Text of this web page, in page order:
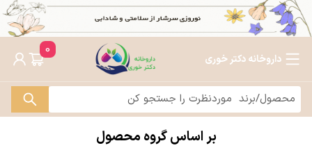
داروخانه دکتر خوری
0
بر اساس گروه محصول